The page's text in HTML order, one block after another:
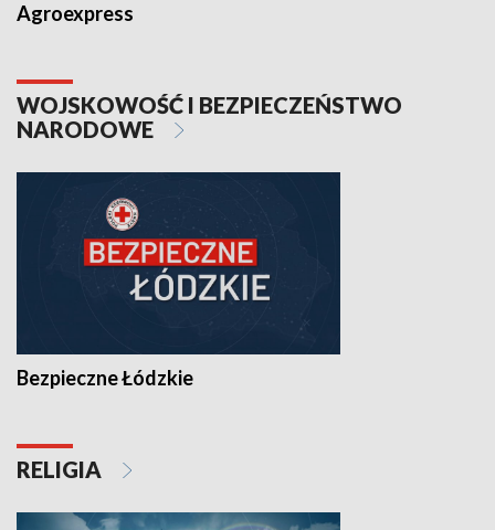
Agroexpress
WOJSKOWOŚĆ I BEZPIECZEŃSTWO
NARODOWE
Bezpieczne Łódzkie
RELIGIA